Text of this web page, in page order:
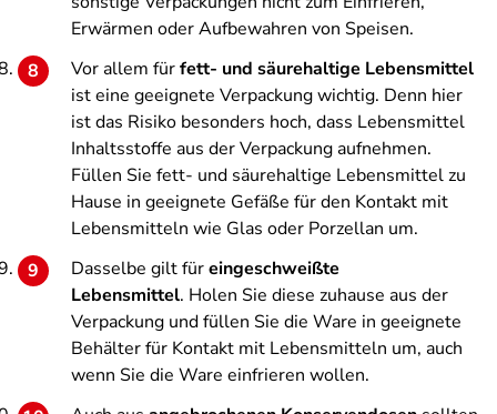
Erwärmen oder Aufbewahren von Speisen.
Vor allem fürfett- und säurehaltige Lebensmittel
ist eine geeignete Verpackung wichtig. Denn hier
ist das Risiko besonders hoch, dass Lebensmittel
Inhaltsstoffe aus der Verpackung aufnehmen.
Füllen Sie fett- und säurehaltige Lebensmittel zu
Hause in geeignete Gefäße für den Kontakt mit
Lebensmitteln wie Glas oder Porzellan um.
Dasselbe gilt füreingeschweißte
Lebensmittel. Holen Sie diese zuhause aus der
Verpackung und füllen Sie die Ware in geeignete
Behälter für Kontakt mit Lebensmitteln um, auch
wenn Sie die Ware einfrieren wollen.